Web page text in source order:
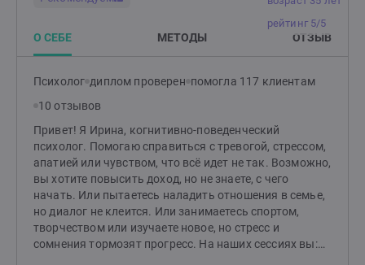
рейтинг 5/5
О СЕБЕ МЕТОДЫ ОТЗЫВ
Психолог диплом проверен помогла 117 клиентам
10 отзывов
Привет! Я Ирина, когнитивно-поведенческий
психолог. Помогаю справиться с тревогой, стрессом,
апатией или чувством, что всё идет не так. Возможно,
вы хотите повысить доход, но не знаете, с чего
начать. Или пытаетесь наладить отношения в семье,
но диалог не клеится. Или занимаетесь спортом,
творчеством или изучаете новое, но стресс и
сомнения тормозят прогресс. На наших сессиях вы: